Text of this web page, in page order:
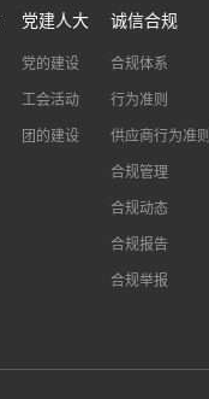
党建人大
党的建设
工会活动
团的建设
诚信合规
合规体系
行为准则
供应商行为准则
合规管理
合规动态
合规报告
合规举报